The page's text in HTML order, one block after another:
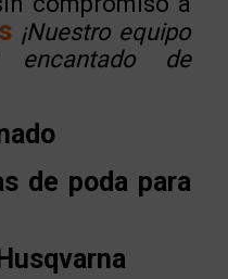
¡Nuestro equipo
encantado de
de poda para